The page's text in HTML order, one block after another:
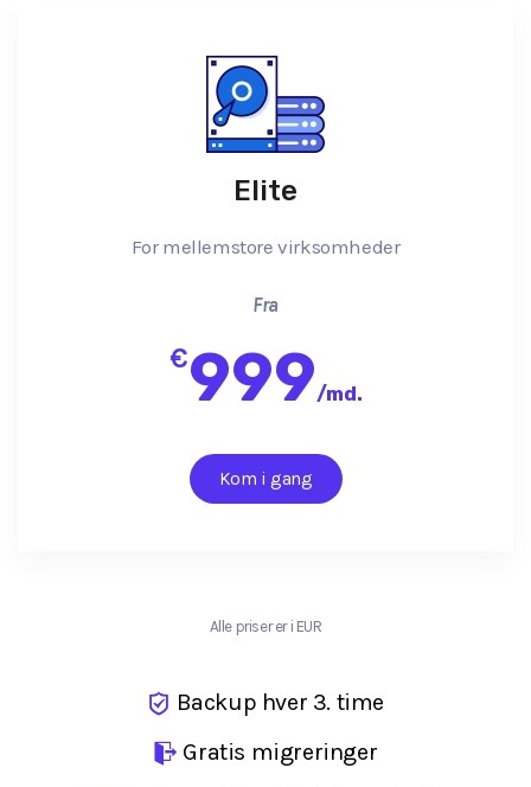
Elite
For mellemstore virksomheder
Fra
€999/md.
Kom i gang
Alle priser er i EUR
Backup hver 3. time
Gratis migreringer